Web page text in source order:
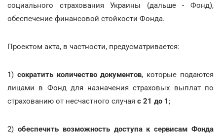
социального страхования Украины (дальше - Фонд),
обеспечение финансовой стойкости Фонда.
Проектом акта, в частности, предусматривается:
1) сократить количество документов, которые подаются
лицами в Фонд для назначения страховых выплат по
страхованию от несчастного случая с 21 до 1 ;
2) обеспечить возможность доступа к сервисам Фонда